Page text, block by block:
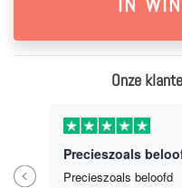
Onze
Previous
Precieszoals
Precieszoals beloofd